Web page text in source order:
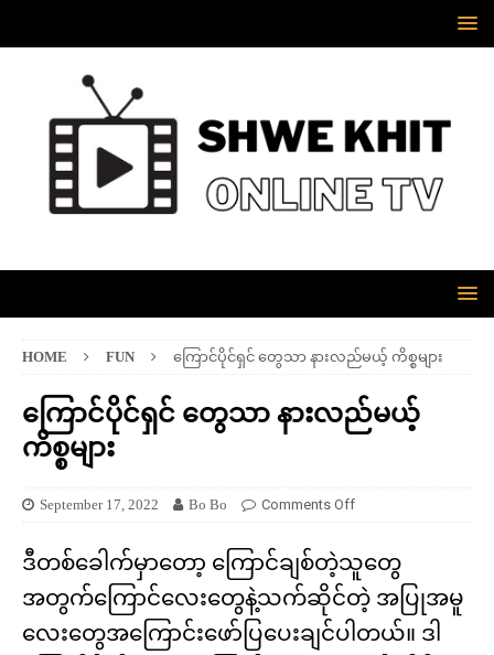
HOME FUN ကြောင်ပိုင်ရှင် တွေသာ နားလည်မယ့် ကိစ္စများ
ကြောင်ပိုင်ရှင် တွေသာ နားလည်မယ့်
ကိစ္စများ
September 17, 2022 Bo Bo Comments Off
ဒီတစ်ခေါက်မှာတော့ ကြောင်ချစ်တဲ့သူတွေ
အတွက်ကြောင်လေးတွေနဲ့သက်ဆိုင်တဲ့ အပြုအမူ
လေးတွေအကြောင်းဖော်ပြပေးချင်ပါတယ်။ ဒါ